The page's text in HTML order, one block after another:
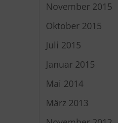
November 2015
Oktober 2015
Juli 2015
Januar 2015
Mai 2014
März 2013